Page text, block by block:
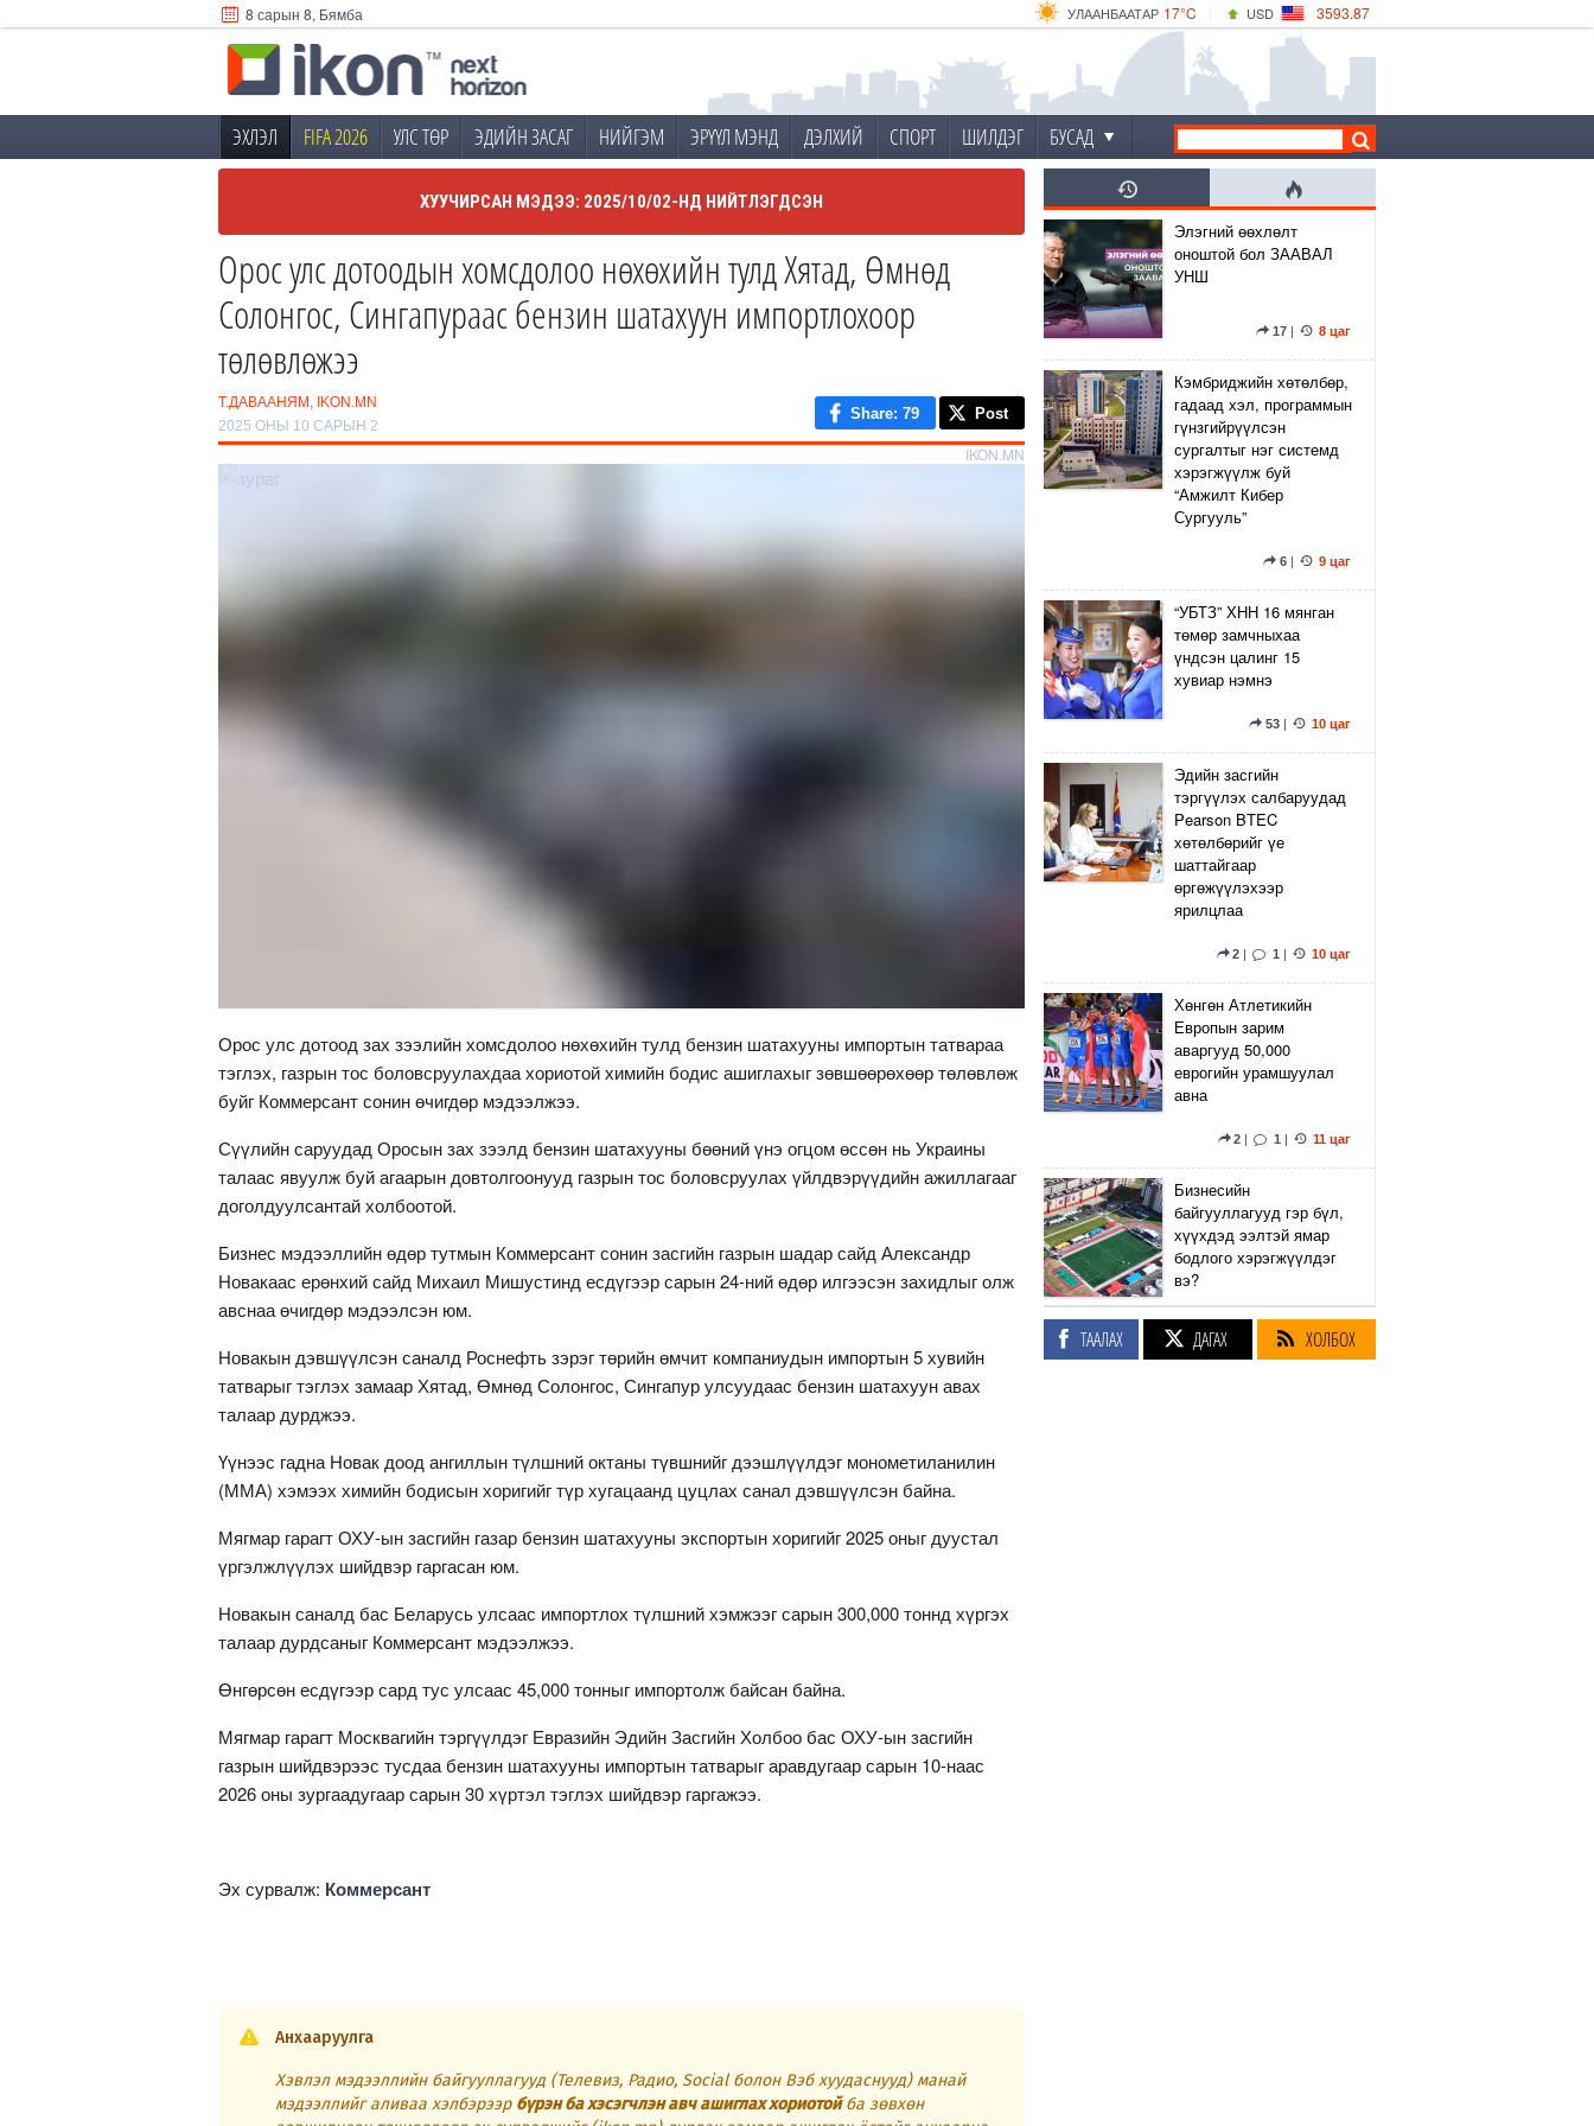
8 сарын 8, Бямба 17°C
УЛААНБААТАР
22°C
ДАРХАН
17°C
ЭРДЭНЭТ
USD 3593.87
4141.04
ЭХЛЭЛ FIFA 2026 УЛС ТӨР ЭДИЙН ЗАСАГ НИЙГЭМ ЭРҮҮЛ МЭНД ДЭЛХИЙ СПОРТ ШИЛДЭГ БУСАД
ХУУЧИРСАН МЭДЭЭ: 2025/10/02-НД НИЙТЛЭГДСЭН
Орос улс дотоодын хомсдолоо нөхөхийн тулд Хятад, Өмнөд
Солонгос, Сингапураас бензин шатахуун импортлохоор
төлөвлөжээ
Т.ДАВААНЯМ, IKON.MN
2025 ОНЫ 10 САРЫН 2
Share: 79 Post
IKON.MN
Орос улс дотоод зах зээлийн хомсдолоо нөхөхийн тулд бензин шатахууны импортын татвараа
тэглэх, газрын тос боловсруулахдаа хориотой химийн бодис ашиглахыг зөвшөөрөхөөр төлөвлөж
буйг Коммерсант сонин өчигдөр мэдээлжээ.
Сүүлийн саруудад Оросын зах зээлд бензин шатахууны бөөний үнэ огцом өссөн нь Украины
талаас явуулж буй агаарын довтолгоонууд газрын тос боловсруулах үйлдвэрүүдийн ажиллагааг
доголдуулсантай холбоотой.
Бизнес мэдээллийн өдөр тутмын Коммерсант сонин засгийн газрын шадар сайд Александр
Новакаас ерөнхий сайд Михаил Мишустинд есдүгээр сарын 24-ний өдөр илгээсэн захидлыг олж
авснаа өчигдөр мэдээлсэн юм.
Новакын дэвшүүлсэн саналд Роснефть зэрэг төрийн өмчит компаниудын импортын 5 хувийн
татварыг тэглэх замаар Хятад, Өмнөд Солонгос, Сингапур улсуудаас бензин шатахуун авах
талаар дурджээ.
Үүнээс гадна Новак доод ангиллын түлшний октаны түвшнийг дээшлүүлдэг монометиланилин
(ММА) хэмээх химийн бодисын хоригийг түр хугацаанд цуцлах санал дэвшүүлсэн байна.
Мягмар гарагт ОХУ-ын засгийн газар бензин шатахууны экспортын хоригийг 2025 оныг дуустал
үргэлжлүүлэх шийдвэр гаргасан юм.
Новакын саналд бас Беларусь улсаас импортлох түлшний хэмжээг сарын 300,000 тоннд хүргэх
талаар дурдсаныг Коммерсант мэдээлжээ.
Өнгөрсөн есдүгээр сард тус улсаас 45,000 тонныг импортолж байсан байна.
Мягмар гарагт Москвагийн тэргүүлдэг Евразийн Эдийн Засгийн Холбоо бас ОХУ-ын засгийн
газрын шийдвэрээс тусдаа бензин шатахууны импортын татварыг аравдугаар сарын 10-наас
2026 оны зургаадугаар сарын 30 хүртэл тэглэх шийдвэр гаргажээ.
Эх сурвалж: Коммерсант
Анхааруулга
Хэвлэл мэдээллийн байгууллагууд (Телевиз, Радио, Social болон Вэб хуудаснууд) манай
мэдээллийг аливаа хэлбэрээр бүрэн ба хэсэгчлэн авч ашиглах хориотойба зөвхөн
Элэгний өөхлөлт
оноштой бол ЗААВАЛ
УНШ
17| 8 цаг
Кэмбриджийн хөтөлбөр,
гадаад хэл, программын
гүнзгийрүүлсэн
сургалтыг нэг системд
хэрэгжүүлж буй
“Амжилт Кибер
Сургууль”
6| 9 цаг
“УБТЗ” ХНН 16 мянган
төмөр замчныхаа
үндсэн цалинг 15
хувиар нэмнэ
53| 10 цаг
Эдийн засгийн
тэргүүлэх салбаруудад
Pearson BTEC
хөтөлбөрийг үе
шаттайгаар
өргөжүүлэхээр
ярилцлаа
2 | 1 | 10 цаг
Хөнгөн Атлетикийн
Европын зарим
аваргууд 50,000
еврогийн урамшуулал
авна
2 | 1 | 11 цаг
Бизнесийн
байгууллагууд гэр бүл,
хүүхдэд ээлтэй ямар
бодлого хэрэгжүүлдэг
вэ?
5| 2| 11 цаг
ТААЛАХ ДАГАХ ХОЛБОХ